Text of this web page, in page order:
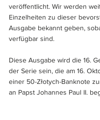
veröffentlicht. Wir werden
Einzelheiten zu dieser
Ausgabe bekannt geben,
verfügbar sind.
Diese Ausgabe wird die 16.
der Serie sein, die am 16.
einer 50-Złotych-Banknote
an Papst Johannes Paul II.